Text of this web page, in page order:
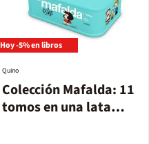
Hoy -5% en libros
Colección Mafalda: 11
tomos en una lata
Quino